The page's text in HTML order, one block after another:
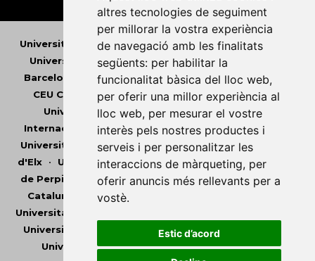
altres tecnologies de seguiment
per millorar la vostra experiència
de navegació amb les finalitats
següents: per habilitar la
funcionalitat bàsica del lloc web,
per oferir una millor experiència al
lloc web, per mesurar el vostre
interès pels nostres productes i
serveis i per personalitzar les
interaccions de màrqueting, per
oferir anuncis més rellevants per a
vostè.
Estic d’acord
Universitat Abat Oliba CEU•Universitat d'Alacant
Universitat d'Andorra•Universitat Autònoma de
Barcelona
Universitat de Barcelona•Universitat
CEU Cardenal Herrera•Universitat de Girona •
Universitat de les Illes Balears• Universitat
Internacional de Catalunya•Universitat Jaume I
Universitat de Lleida• Universitat Miguel Hernández
d'Elx• Universitat Oberta de Catalunya•Universitat
de Perpinyà Via Domitia•Universitat Politècnica de
Catalunya
Universitat Politècnica de València
Universitat Pompeu Fabra
Universitat Rovira i Virgili
•Universitat de Sàsser
Universitat de València•Universitat de Vic -